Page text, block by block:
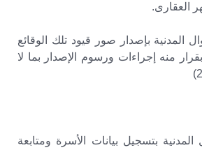
العقارى.
المدنية بإصدار صور قيود تلك الوقائع
منه إجراءات ورسوم الإصدار بما لا
بتسجيل بيانات الأسرة ومتابعة